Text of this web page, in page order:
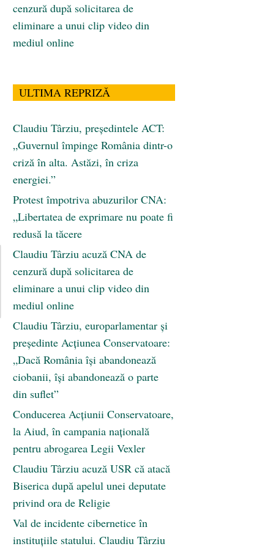
cenzură după solicitarea de
eliminare a unui clip video din
mediul online
ULTIMA REPRIZĂ
Claudiu Târziu, președintele ACT:
„Guvernul împinge România dintr-o
criză în alta. Astăzi, în criza
energiei.”
Protest împotriva abuzurilor CNA:
„Libertatea de exprimare nu poate fi
redusă la tăcere
Claudiu Târziu acuză CNA de
cenzură după solicitarea de
eliminare a unui clip video din
mediul online
Claudiu Târziu, europarlamentar și
președinte Acțiunea Conservatoare:
„Dacă România își abandonează
ciobanii, își abandonează o parte
din suflet”
Conducerea Acțiunii Conservatoare,
la Aiud, în campania națională
pentru abrogarea Legii Vexler
Claudiu Târziu acuză USR că atacă
Biserica după apelul unei deputate
privind ora de Religie
Val de incidente cibernetice în
instituțiile statului. Claudiu Târziu